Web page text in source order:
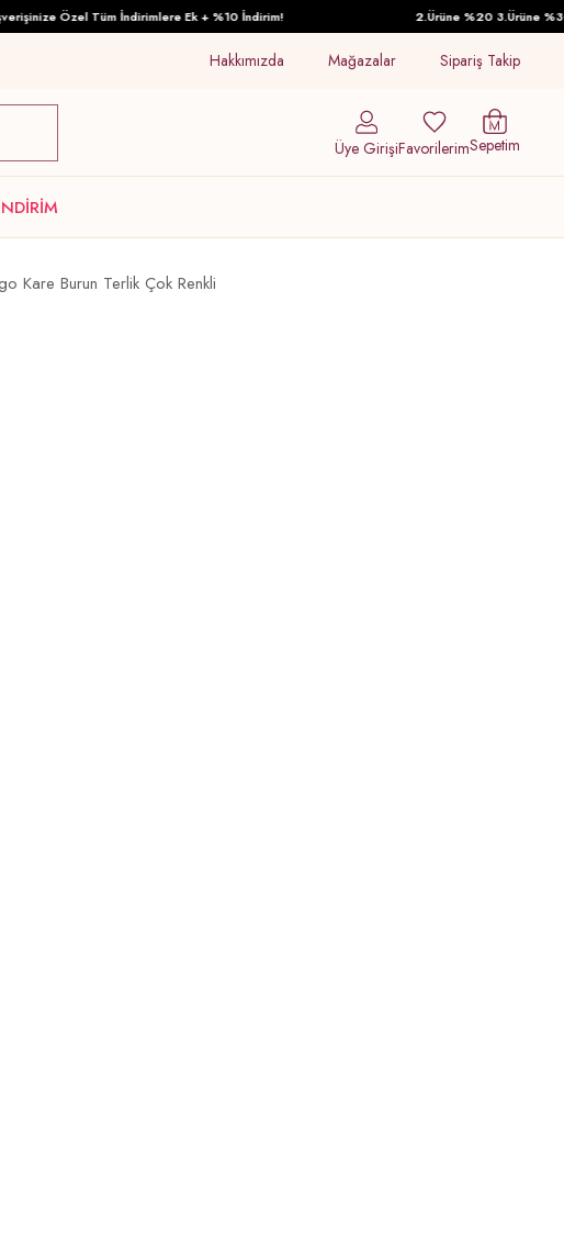
Özel Tüm İndirimlere Ek + %10 İndirim! 2.Ürüne %20 3.Ürüne %30
Hakkımızda Mağazalar Sipariş Takip
Üye GirişiFavorilerimSepetim
Kare Burun Terlik Çok Renkli